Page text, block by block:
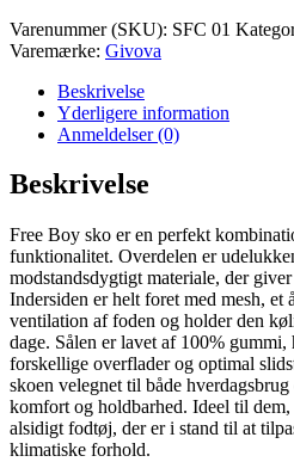
Varenummer (SKU): SFC 01
Varemærke: Givova
Beskrivelse
Yderligere information
Anmeldelser (0)
Beskrivelse
Free Boy sko er en perfekt
funktionalitet. Overdelen er
modstandsdygtigt materiale, der
Indersiden er helt foret med mesh, et
ventilation af foden og holder den
dage. Sålen er lavet af 100%
forskellige overflader og optimal
skoen velegnet til både
komfort og holdbarhed. Ideel til
alsidigt fodtøj, der er i stand til at
klimatiske forhold.